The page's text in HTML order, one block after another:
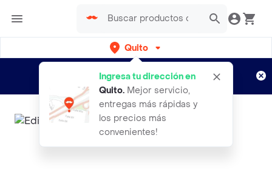
Quito
Ingresa tu dirección en
Quito. Mejor servicio,
entregas más rápidas y
los precios más
convenientes!
envíos gratis por semanas
Aplican TyC